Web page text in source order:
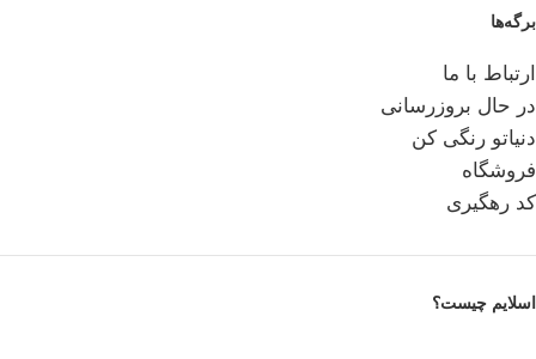
برگه‌ها
ارتباط با ما
در حال بروزرسانی
دنیاتو رنگی کن
فروشگاه
کد رهگیری
اسلایم چیست؟